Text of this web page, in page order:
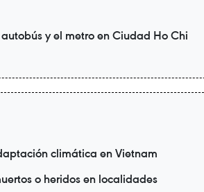
y el metro en Ciudad Ho Chi
climática en Vietnam
o heridos en localidades